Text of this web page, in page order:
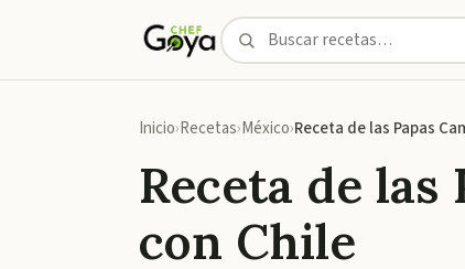
Inicio Recetas México Receta de las Papas
Receta de las
con Chile